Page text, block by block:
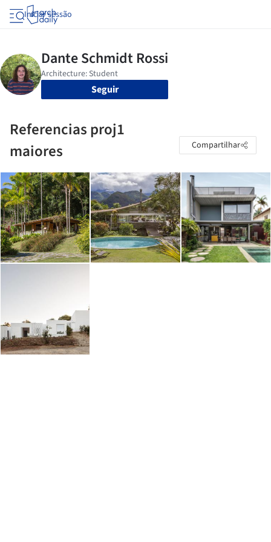
Iniciar sessão
Seguir
Referencias proj1
maiores
Compartilhar